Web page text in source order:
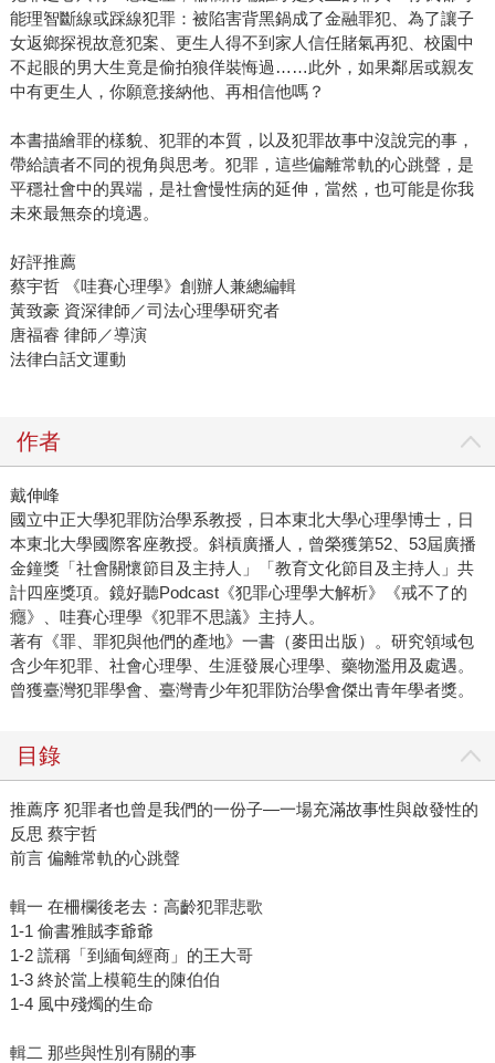
能理智斷線或踩線犯罪：被陷害背黑鍋成了金融罪犯、為了讓子
女返鄉探視故意犯案、更生人得不到家人信任賭氣再犯、校園中
不起眼的男大生竟是偷拍狼佯裝悔過……此外，如果鄰居或親友
中有更生人，你願意接納他、再相信他嗎？
本書描繪罪的樣貌、犯罪的本質，以及犯罪故事中沒說完的事，
帶給讀者不同的視角與思考。犯罪，這些偏離常軌的心跳聲，是
平穩社會中的異端，是社會慢性病的延伸，當然，也可能是你我
未來最無奈的境遇。
好評推薦
蔡宇哲 《哇賽心理學》創辦人兼總編輯
黃致豪 資深律師／司法心理學研究者
唐福睿 律師／導演
法律白話文運動
作者
戴伸峰
國立中正大學犯罪防治學系教授，日本東北大學心理學博士，日
本東北大學國際客座教授。斜槓廣播人，曾榮獲第52、53屆廣播
金鐘獎「社會關懷節目及主持人」「教育文化節目及主持人」共
計四座獎項。鏡好聽Podcast《犯罪心理學大解析》《戒不了的
癮》、哇賽心理學《犯罪不思議》主持人。
著有《罪、罪犯與他們的產地》一書（麥田出版）。研究領域包
含少年犯罪、社會心理學、生涯發展心理學、藥物濫用及處遇。
曾獲臺灣犯罪學會、臺灣青少年犯罪防治學會傑出青年學者獎。
目錄
推薦序 犯罪者也曾是我們的一份子—一場充滿故事性與啟發性的
反思 蔡宇哲
前言 偏離常軌的心跳聲
輯一 在柵欄後老去：高齡犯罪悲歌
1-1 偷書雅賊李爺爺
1-2 謊稱「到緬甸經商」的王大哥
1-3 終於當上模範生的陳伯伯
1-4 風中殘燭的生命
輯二 那些與性別有關的事